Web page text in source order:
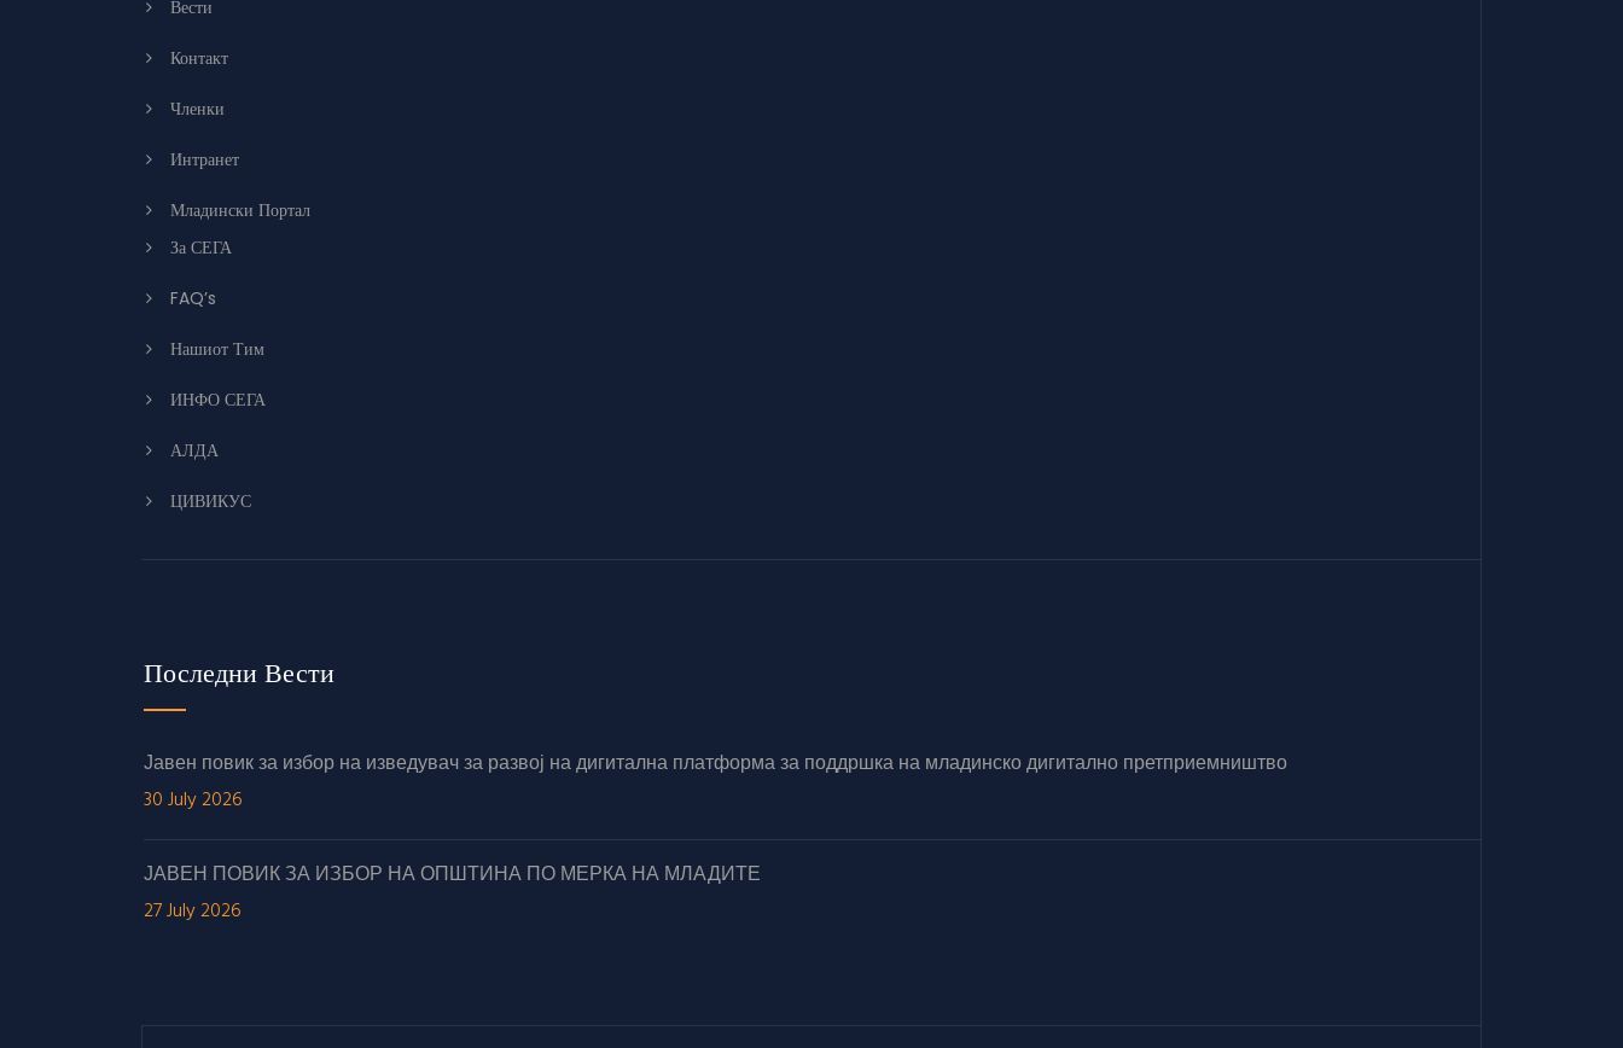
Вести
Контакт
Членки
Интранет
Младински Портал
За СЕГА
FAQ’s
Нашиот Тим
ИНФО СЕГА
АЛДА
ЦИВИКУС
Последни Вести
Јавен повик за избор на изведувач за развој на дигитална платформа за поддршка на младинско дигитално претприемништво
30 July 2026
ЈАВЕН ПОВИК ЗА ИЗБОР НА ОПШТИНА ПО МЕРКА НА МЛАДИТЕ
27 July 2026